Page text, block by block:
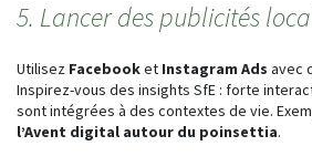
5. Lancer des publicités
Utilisez Facebooket Instagram Ads avec
Inspirez-vous des insights SfE : forte
sont intégrées à des contextes de vie.
l’Avent digital autour du poinsettia.